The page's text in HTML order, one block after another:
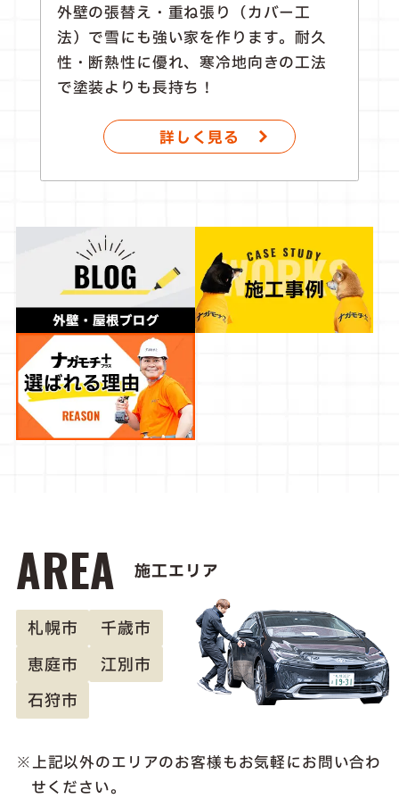
外壁の張替え・重ね張り（カバー工
法）で雪にも強い家を作ります。耐久
性・断熱性に優れ、寒冷地向きの工法
で塗装よりも長持ち！
詳しく見る
AREA 施工エリア
札幌市
千歳市
恵庭市
江別市
石狩市
上記以外のエリアのお客様もお気軽にお問い合わ
せください。